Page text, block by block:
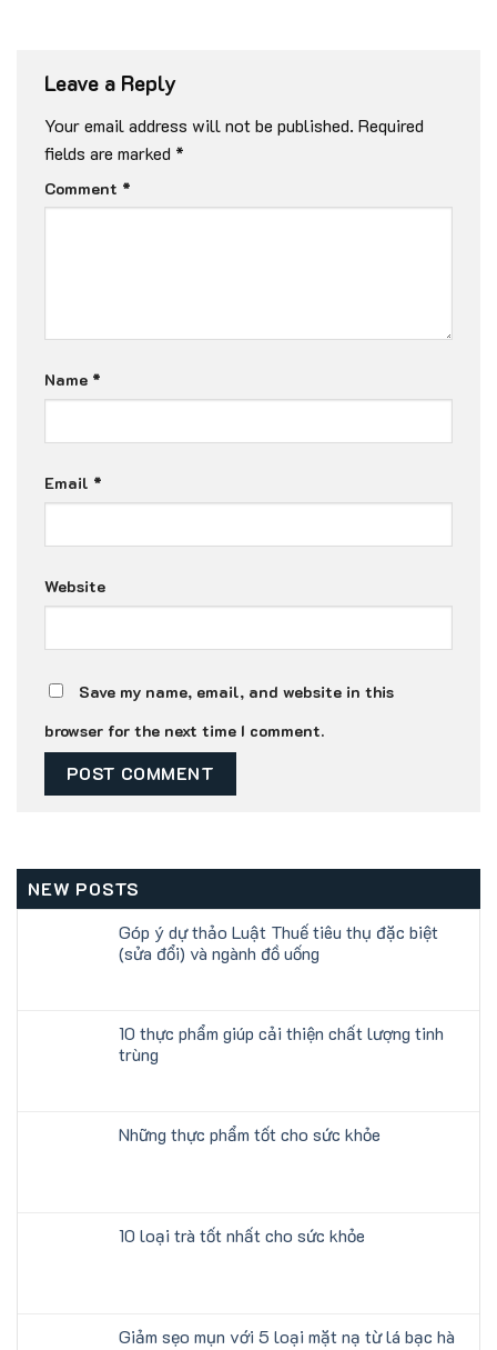
Leave a Reply
Your email address will not be published. Required
fields are marked *
Comment *
Name *
Email *
Website
Save my name, email, and website in this
browser for the next time I comment.
NEW POSTS
Góp ý dự thảo Luật Thuế tiêu thụ đặc biệt
(sửa đổi) và ngành đồ uống
10 thực phẩm giúp cải thiện chất lượng tinh
trùng
Những thực phẩm tốt cho sức khỏe
10 loại trà tốt nhất cho sức khỏe
Giảm sẹo mụn với 5 loại mặt nạ từ lá bạc hà